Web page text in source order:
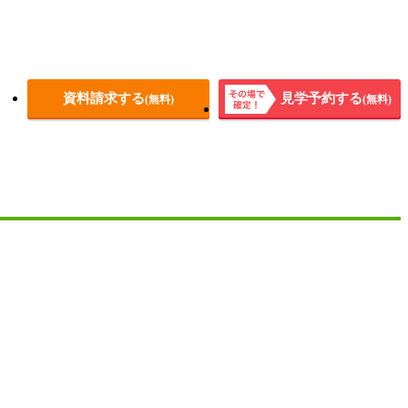
資料請求する(無料)
その場
見学予約する(無料)